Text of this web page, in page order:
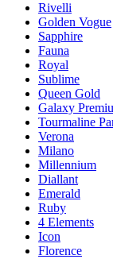
Rivelli
Golden Vogue
Sapphire
Fauna
Royal
Sublime
Queen Gold
Galaxy
Tourmaline
Verona
Milano
Millennium
Diallant
Emerald
Ruby
4 Elements
Icon
Florence